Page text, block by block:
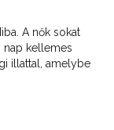
A nők sokat
nap kellemes
illattal, amelybe